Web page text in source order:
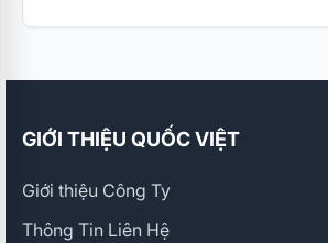
GIỚI THIỆU QUỐC VIỆT
Giới thiệu Công Ty
Thông Tin Liên Hệ